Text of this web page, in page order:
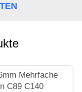
Mehrfache
C89 C140